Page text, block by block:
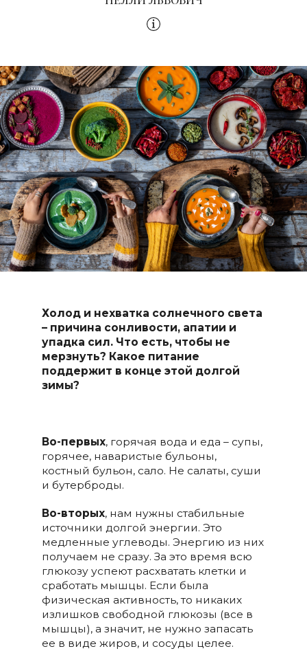
Холод и нехватка солнечного света
– причина сонливости, апатии и
упадка сил. Что есть, чтобы не
мерзнуть? Какое питание
поддержит в конце этой долгой
зимы?
Во-первых, горячая вода и еда – супы,
горячее, наваристые бульоны,
костный бульон, сало. Не салаты, суши
и бутерброды.
Во-вторых, нам нужны стабильные
источники долгой энергии. Это
медленные углеводы. Энергию из них
получаем не сразу. За это время всю
глюкозу успеют расхватать клетки и
сработать мышцы. Если была
физическая активность, то никаких
излишков свободной глюкозы (все в
мышцы), а значит, не нужно запасать
ее в виде жиров, и сосуды целее.